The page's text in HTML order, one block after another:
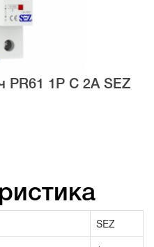
PR61 1Р С 2А SEZ
SEZ